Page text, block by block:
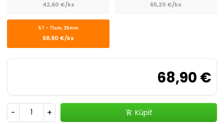
Kozmetika a hygiena chevron_right
Výcvik a šport
42,60 €/ks 65,20 €/ks
57 - 71cm, 35mm
68,90 €/ks
68,90 €
- + add_shopping_cart Kúpiť